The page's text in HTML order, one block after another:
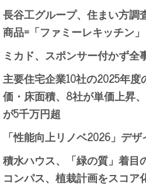
長谷工グループ、住まい方調
商品=「ファミーレキッチン
ミカド、スポンサー付かず全
主要住宅企業10社の2025年
価・床面積、8社が単価上昇
が5千万円超
「性能向上リノベ2026」デ
積水ハウス、「緑の質」着目
コンパス、植栽計画をスコア